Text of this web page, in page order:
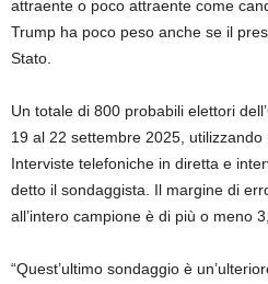
attraente o poco attraente come
Trump ha poco peso anche se il
Stato.
Un totale di 800 probabili elettori
19 al 22 settembre 2025, utilizzando
Interviste telefoniche in diretta e
detto il sondaggista. Il margine di
all’intero campione è di più o meno
“Quest’ultimo sondaggio è